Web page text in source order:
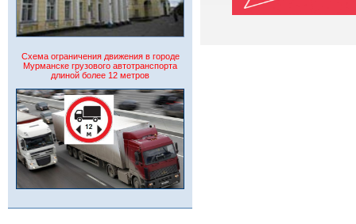
Схема ограничения движения в городе
Мурманске грузового автотранспорта
длиной более 12 метров